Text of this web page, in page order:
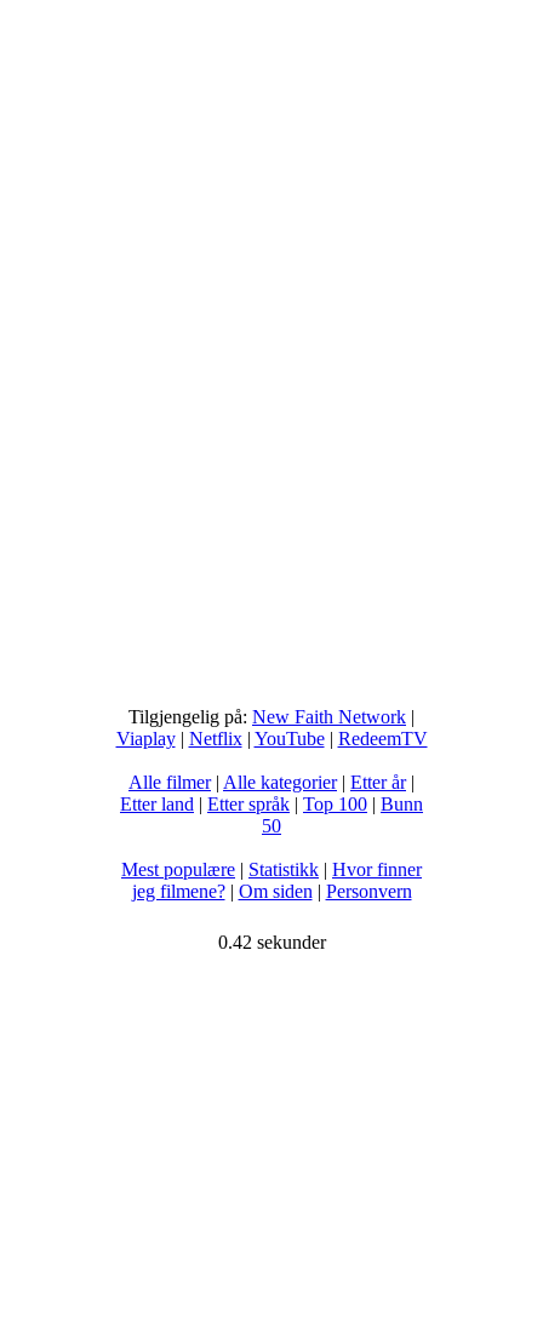
Tilgjengelig på: New Faith Network |
Viaplay| Netflix| YouTube| RedeemTV
Alle filmer| Alle kategorier| Etter år|
Etter land | Etter språk | Top 100 | Bunn
50
Mest populære | Statistikk | Hvor finner
jeg filmene?| Om siden| Personvern
0.42 sekunder